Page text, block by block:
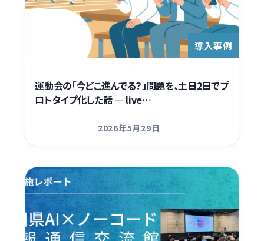
導入事例
運動会の「今どこ進んでる？」問題を、土日2日でプ
ロトタイプ化した話 — live…
更新日
2026年5月29日